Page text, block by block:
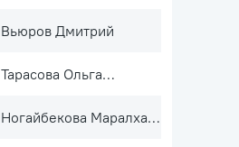
Вьюров Дмитрий
Тарасова Ольга
Ногайбекова Маралхан